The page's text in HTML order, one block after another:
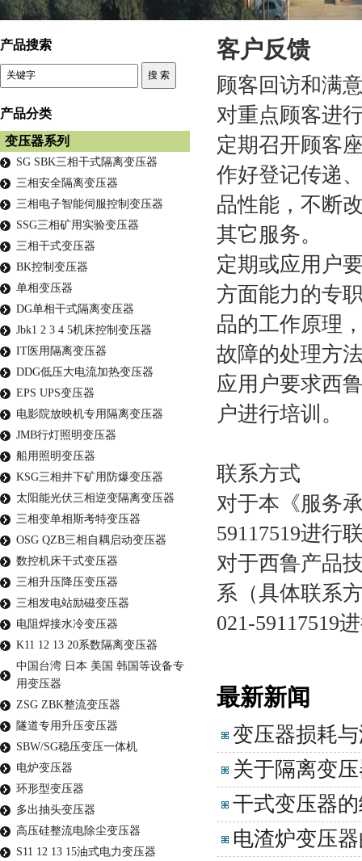
客户反馈
顾客回访和满
对重点顾客进
定期召开顾客
作好登记传递
品性能，不断
其它服务。
定期或应用户
方面能力的专
品的工作原理
故障的处理方
应用户要求西
户进行培训。
联系方式
对于本《服务
59117519进行
对于西鲁产品
系（具体联系
021-59117519
最新新闻
变压器损耗
关于隔离变
干式变压器
电渣炉变压
产品搜索
产品分类
变压器系列
SG SBK三相干式隔离变压器
三相安全隔离变压器
三相电子智能伺服控制变压器
SSG三相矿用实验变压器
三相干式变压器
BK控制变压器
单相变压器
DG单相干式隔离变压器
Jbk1 2 3 4 5机床控制变压器
IT医用隔离变压器
DDG低压大电流加热变压器
EPS UPS变压器
电影院放映机专用隔离变压器
JMB行灯照明变压器
船用照明变压器
KSG三相井下矿用防爆变压器
太阳能光伏三相逆变隔离变压器
三相变单相斯考特变压器
OSG QZB三相自耦启动变压器
数控机床干式变压器
三相升压降压变压器
三相发电站励磁变压器
电阻焊接水冷变压器
K11 12 13 20系数隔离变压器
中国台湾 日本 美国 韩国等设备专
用变压器
ZSG ZBK整流变压器
隧道专用升压变压器
SBW/SG稳压变压一体机
电炉变压器
环形型变压器
多出抽头变压器
高压硅整流电除尘变压器
S11 12 13 15油式电力变压器